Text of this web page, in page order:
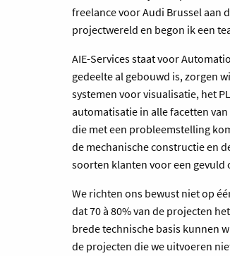
freelance voor Audi Brussel aan
projectwereld en begon ik een
AIE-Services staat voor
gedeelte al gebouwd is, zorgen
systemen voor visualisatie, het
automatisatie in alle facetten
die met een probleemstelling
de mechanische constructie en
soorten klanten voor een gevuld
We richten ons bewust niet op
dat 70 à 80% van de projecten
brede technische basis kunnen
de projecten die we uitvoeren